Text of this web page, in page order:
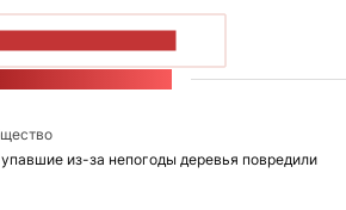
из-за непогоды деревья повредили